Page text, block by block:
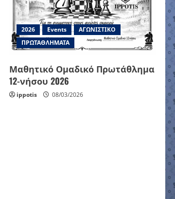
2026 Events
ΑΓΩΝΙΣΤΙΚΟ
ΠΡΩΤΑΘΛΗΜΑΤΑ
Μαθητικό Ομαδικό Πρωτάθλημα
12-νήσου 2026
ippotis 08/03/2026